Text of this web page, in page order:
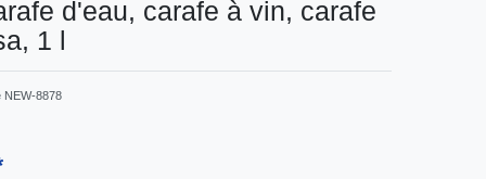
d'eau, carafe à vin, carafe
1 l
NEW-8878